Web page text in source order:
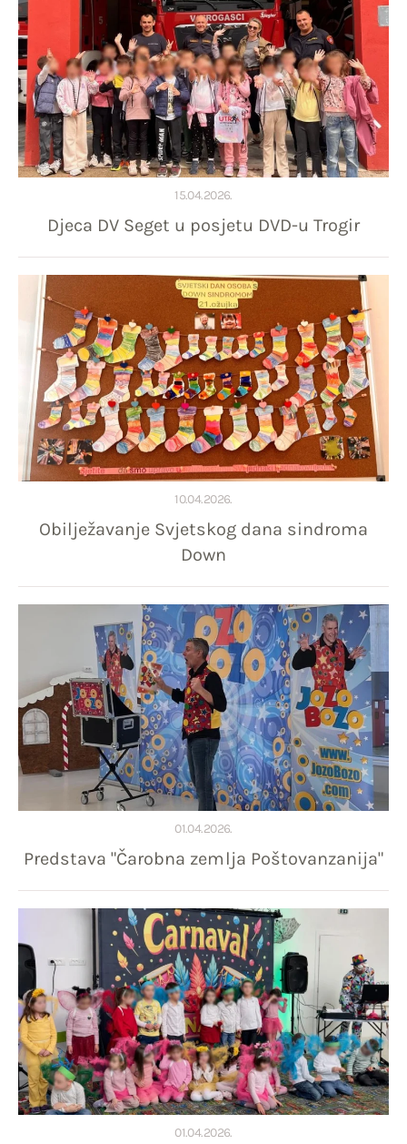
15.04.2026.
Djeca DV Seget u posjetu DVD-u Trogir
10.04.2026.
Obilježavanje Svjetskog dana sindroma
Down
01.04.2026.
Predstava "Čarobna zemlja Poštovanzanija"
01.04.2026.